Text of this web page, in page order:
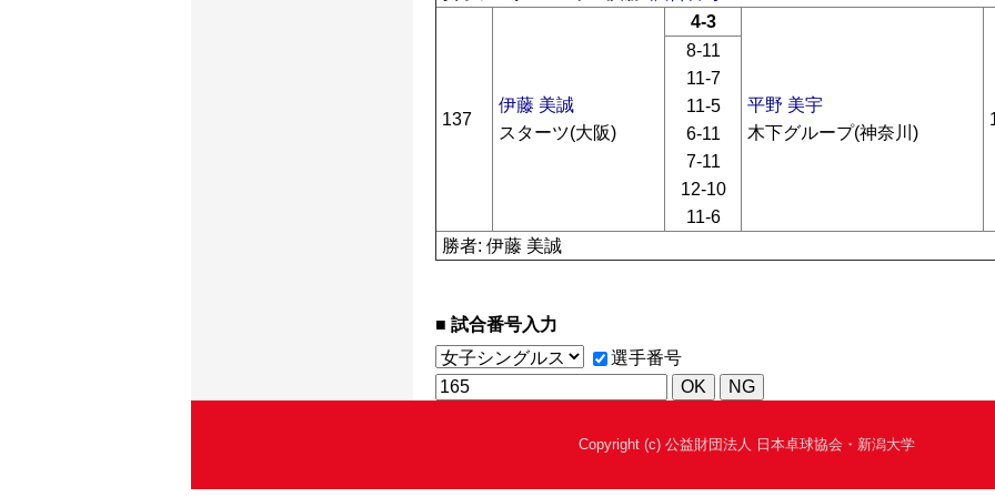
137
伊藤 美誠
スターツ(大阪)
4-3
平野 美宇
木下グループ(神奈川)
8-11
11-7
11-5
6-11
7-11
12-10
11-6
勝者: 伊藤 美誠
試合番号入力
選手番号
Copyright (c) 公益財団法人 日本卓球協会・新潟大学